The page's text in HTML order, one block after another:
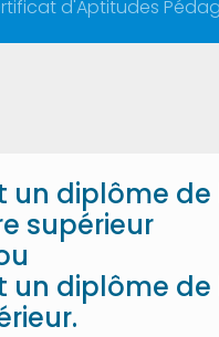
d'Aptitudes
diplôme de
supérieur
diplôme de